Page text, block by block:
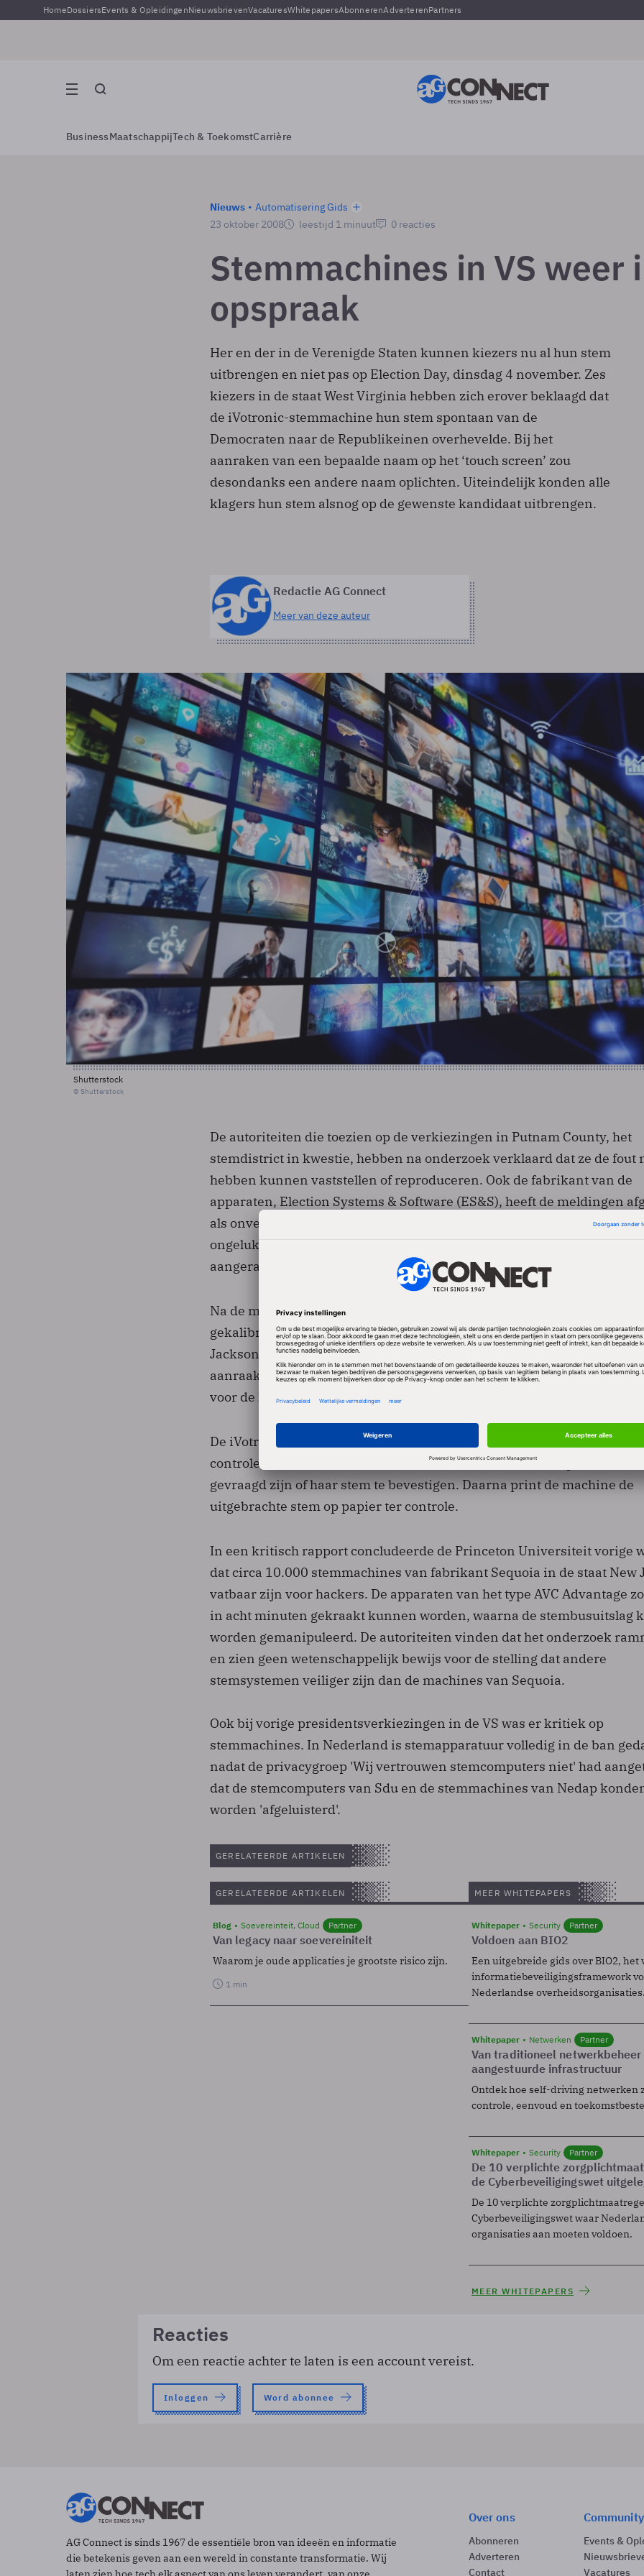
HomeDossiersEvents & OpleidingenNieuwsbrievenVacaturesWhitepapersAbonnerenAdverterenPartners
BusinessMaatschappijTech & ToekomstCarrière
Nieuws
Automatisering Gids
23 oktober 2008
leestijd 1 minuut 0 reacties
Stemmachines in VS weer
opspraak
Her en der in de Verenigde Staten kunnen kiezers nu al hun stem
uitbrengen en niet pas op Election Day, dinsdag 4 november. Zes
kiezers in de staat West Virginia hebben zich erover beklaagd dat
de iVotronic-stemmachine hun stem spontaan van de
Democraten naar de Republikeinen overhevelde. Bij het
aanraken van een bepaalde naam op het ‘touch screen’ zou
desondanks een andere naam oplichten. Uiteindelijk konden alle
klagers hun stem alsnog op de gewenste kandidaat uitbrengen.
Redactie AG Connect
Meer van deze auteur
Shutterstock
© Shutterstock
De autoriteiten die toezien op de verkiezingen in Putnam County, het
stemdistrict in kwestie, hebben na onderzoek verklaard dat ze de fout
hebben kunnen vaststellen of reproduceren. Ook de fabrikant van de
apparaten, Election Systems & Software (ES&S), heeft de meldingen
als onverklaarbaar en niet reproduceerbaar. Mogelijk hebben de
ongeluk met hun vingers op het scherm de knop van de tegenkandidaat
aangeraakt, oppert een woordvoerder.
Na de meldingen hebben de autoriteiten de stemmachines opnieuw
gekalibreerd en de 55 stembureaus in Putnam County en het
Jackson County opgedragen dit elke ochtend opnieuw te doen. Van
aanraakschermen is bekend dat ze af en toe moeten worden
voor de hoogst mogelijke precisie.
De iVotronic-machines hebben volgens fabrikant ES&S drie
controlemechanismen. Tot twee keer toe wordt de kiezer op het
gevraagd zijn of haar stem te bevestigen. Daarna print de machine de
uitgebrachte stem op papier ter controle.
In een kritisch rapport concludeerde de Princeton Universiteit vorige
dat circa 10.000 stemmachines van fabrikant Sequoia in de staat New
vatbaar zijn voor hackers. De apparaten van het type AVC Advantage
in acht minuten gekraakt kunnen worden, waarna de stembusuitslag
worden gemanipuleerd. De autoriteiten vinden dat het onderzoek
en zien geen wetenschappelijk bewijs voor de stelling dat andere
stemsystemen veiliger zijn dan de machines van Sequoia.
Ook bij vorige presidentsverkiezingen in de VS was er kritiek op
stemmachines. In Nederland is stemapparatuur volledig in de ban
nadat de privacygroep 'Wij vertrouwen stemcomputers niet' had
dat de stemcomputers van Sdu en de stemmachines van Nedap
worden 'afgeluisterd'.
GERELATEERDE ARTIKELEN
GERELATEERDE ARTIKELEN
Blog Soevereinteit, Cloud Partner
Van legacy naar soevereiniteit
Waarom je oude applicaties je grootste risico zijn.
1 min
MEER WHITEPAPERS
Whitepaper Security Partner
Voldoen aan BIO2
Een uitgebreide gids over BIO2, het
informatiebeveiligingsframework
Nederlandse overheidsorganisaties.
Whitepaper Netwerken Partner
Van traditioneel netwerkbeheer
aangestuurde infrastructuur
Ontdek hoe self-driving netwerken
controle, eenvoud en
Whitepaper Security Partner
De 10 verplichte
de Cyberbeveiligingswet
De 10 verplichte
Cyberbeveiligingswet waar
organisaties aan moeten voldoen.
MEER WHITEPAPERS
Reacties
Om een reactie achter te laten is een account vereist.
Inloggen Word abonnee
AG Connect is sinds 1967 de essentiële bron van ideeën en informatie
die betekenis geven aan een wereld in constante transformatie. Wij
Over ons
Abonneren
Adverteren
Contact
Community
Events &
Vacatures